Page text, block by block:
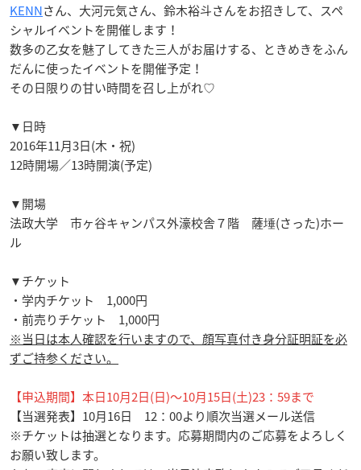
KENNさん、大河元気さん、鈴木裕斗さんをお招きして、スペ
シャルイベントを開催します！
数多の乙女を魅了してきた三人がお届けする、ときめきをふん
だんに使ったイベントを開催予定！
その日限りの甘い時間を召し上がれ♡
▼日時
2016年11月3日(木・祝)
12時開場／13時開演(予定)
▼開場
法政大学 市ヶ谷キャンパス外濠校舎７階 薩埵(さった)ホー
ル
▼チケット
・学内チケット 1,000円
・前売りチケット 1,000円
※当日は本人確認を行いますので、顔写真付き身分証明証を必
ずご持参ください。
【申込期間】本日10月2日(日)〜10月15日(土)23：59まで
【当選発表】10月16日 12：00より順次当選メール送信
※チケットは抽選となります。応募期間内のご応募をよろしく
お願い致します。